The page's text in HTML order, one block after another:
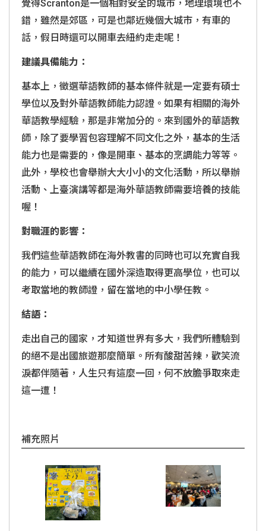
覺得Scranton是一個相對安全的城市，地理環境也不
錯，雖然是郊區，可是也鄰近幾個大城市，有車的
話，假日時還可以開車去紐約走走呢！
建議具備能力：
基本上，徵選華語教師的基本條件就是一定要有碩士
學位以及對外華語教師能力認證。如果有相關的海外
華語教學經驗，那是非常加分的。來到國外的華語教
師，除了要學習包容理解不同文化之外，基本的生活
能力也是需要的，像是開車、基本的烹調能力等等。
此外，學校也會舉辦大大小小的文化活動，所以舉辦
活動、上臺演講等都是海外華語教師需要培養的技能
喔！
對職涯的影響：
我們這些華語教師在海外教書的同時也可以充實自我
的能力，可以繼續在國外深造取得更高學位，也可以
考取當地的教師證，留在當地的中小學任教。
結語：
走出自己的國家，才知道世界有多大，我們所體驗到
的絕不是出國旅遊那麼簡單。所有酸甜苦辣，歡笑流
淚都伴隨著，人生只有這麼一回，何不放膽爭取來走
這一遭！
補充照片
看大圖 看大圖